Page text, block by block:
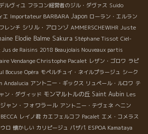
ルヴィユ フラコン経営者のジル・ダヴァス Suido
エ Importateur BARBARA Japon ローラン・エルラン
レンチ シリル・アロンゾ AMMERSCHEWIHR Juste
Elodie Balme Sakura Stéphane Tissot Ciel-
Jus de Raisins 2018 Beaujolais Nouveaux partis
Vendange Christophe Pacalet レザン・ゴロワ ラピ
Bocuse Opéra モペルチュイ・ネイルプラージュ シーク
Andalucia アントニー・ギックス リュペール・ルロワ テ
ン・ダヴィッド モンマルトルの丘 Saint Aubin Les
ジャン・フォワラール アントニー・テヴェネ へニン
レイノ君 カエフェルコフ Pacalet エメ・コメラス
ロ 懐かしい カリピージュ パザパ ESPOA Kamataya